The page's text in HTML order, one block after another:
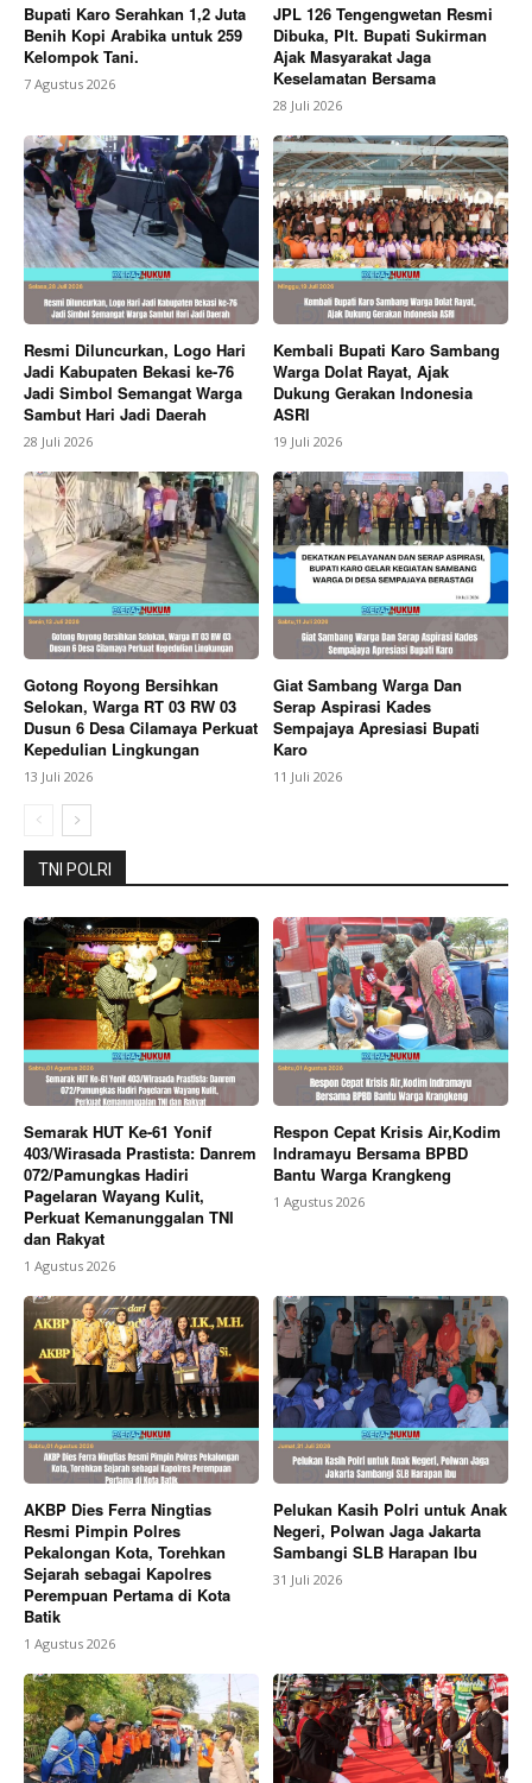
SUBSCRIBE NOW
Company
About
Contact us
My account
Bagikan Artikel
Berita Lainnya Kasus Manipulasi Data Bantuan
Pangan Desa Sukra Resmi Di Laporkan DPD IWOI
Indramayu Dan LSM Penjara Indonesia ke Inspektorat
Bupati Karo Serahkan 1,2 Juta
Benih Kopi Arabika untuk 259
Kelompok Tani.
7 Agustus 2026
JPL 126 Tengengwetan Resmi
Dibuka, Plt. Bupati Sukirman
Ajak Masyarakat Jaga
Keselamatan Bersama
28 Juli 2026
Resmi Diluncurkan, Logo Hari
Jadi Kabupaten Bekasi ke-76
Jadi Simbol Semangat Warga
Sambut Hari Jadi Daerah
28 Juli 2026
Kembali Bupati Karo Sambang
Warga Dolat Rayat, Ajak
Dukung Gerakan Indonesia
ASRI
19 Juli 2026
Gotong Royong Bersihkan
Selokan, Warga RT 03 RW 03
Dusun 6 Desa Cilamaya Perkuat
Kepedulian Lingkungan
13 Juli 2026
Giat Sambang Warga Dan
Serap Aspirasi Kades
Sempajaya Apresiasi Bupati
Karo
11 Juli 2026
TNI POLRI
Semarak HUT Ke-61 Yonif
403/Wirasada Prastista: Danrem
072/Pamungkas Hadiri
Pagelaran Wayang Kulit,
Perkuat Kemanunggalan TNI
dan Rakyat
1 Agustus 2026
Respon Cepat Krisis Air,Kodim
Indramayu Bersama BPBD
Bantu Warga Krangkeng
1 Agustus 2026
AKBP Dies Ferra Ningtias
Resmi Pimpin Polres
Pekalongan Kota, Torehkan
Sejarah sebagai Kapolres
Perempuan Pertama di Kota
Batik
1 Agustus 2026
Pelukan Kasih Polri untuk Anak
Negeri, Polwan Jaga Jakarta
Sambangi SLB Harapan Ibu
31 Juli 2026